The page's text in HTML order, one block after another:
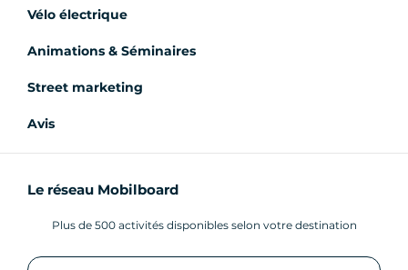
Vélo électrique
Animations & Séminaires
Street marketing
Avis
Le réseau Mobilboard
Plus de 500 activités disponibles selon votre destination